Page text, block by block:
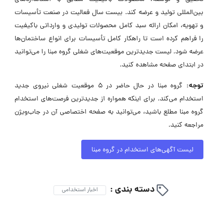
بین‌المللی تولید و عرضه کند. بیست سال فعالیت در صنعت تأسیسات
و تهویه، امکان ارائه سبد کامل محصولات تولیدی و وارداتی باکیفیت
را فراهم کرده است تا راهکار کامل تأسیسات برای انواع ساختمان‌ها
عرضه شود. لیست جدیدترین موقعیت‌های شغلی گروه مبنا را می‌توانید
در ابتدای صفحه مشاهده کنید.
توجه:
گروه مبنا در حال حاضر در ۵ موقعیت شغلی نیروی جدید
استخدام می‌کند. برای اینکه همواره از جدیدترین فرصت‌های استخدام
گروه مبنا مطلع باشید، می‌توانید به صفحه اختصاصی آن در جاب‌ویژن
مراجعه کنید.
لیست آگهی‌های استخدام در گروه مبنا
دسته بندی : اخبار استخدامی